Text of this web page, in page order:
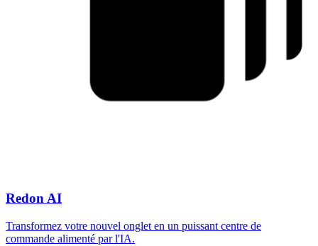
Redon AI
Transformez votre nouvel onglet en un puissant centre de
commande alimenté par l'IA.